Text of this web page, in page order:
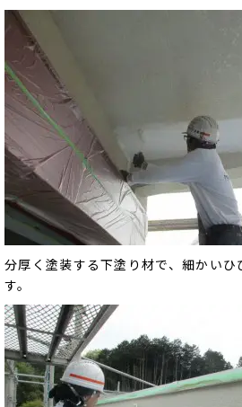
分厚く塗装する下塗り材で、細かいひ
す。